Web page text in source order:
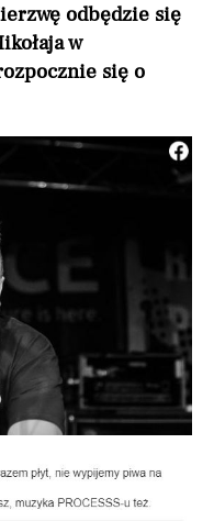
odbędzie się
w
się o